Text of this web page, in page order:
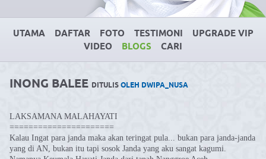
UTAMA DAFTAR FOTO TESTIMONI
UPGRADE VIP
VIDEO
BLOGS CARI
INONG BALEE DITULISOLEH DWIPA_NUSA
LAKSAMANA MALAHAYATI
======================
Kalau Ingat para janda maka akan teringat pula... bukan para janda-janda
yang di AN, bukan itu tapi sosok Janda yang aku sangat kagumi.